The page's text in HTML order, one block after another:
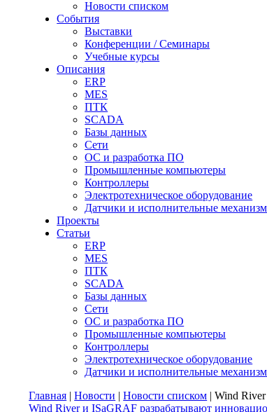
Новости списком
События
Выставки
Конференции / Семинары
Учебные курсы
Описания
ERP
MES
ПТК
SCADA
Базы данных
Сети
ОС и разработка ПО
Промышленные компьютеры
Контроллеры
Электротехническое оборудование
Датчики и исполнительные
Проекты
Статьи
ERP
MES
ПТК
SCADA
Базы данных
Сети
ОС и разработка ПО
Промышленные компьютеры
Контроллеры
Электротехническое оборудование
Датчики и исполнительные
Главная |Новости |Новости списком | Wind
Wind River и ISaGRAF разрабатывают